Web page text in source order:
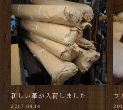
新しい革が入荷しました
2017.04.14
フ